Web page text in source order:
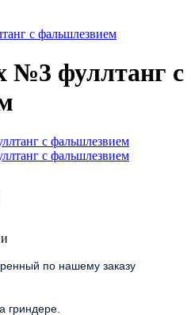
с фальшлезвием
№3 фуллтанг с
по нашему заказу
гриндере.